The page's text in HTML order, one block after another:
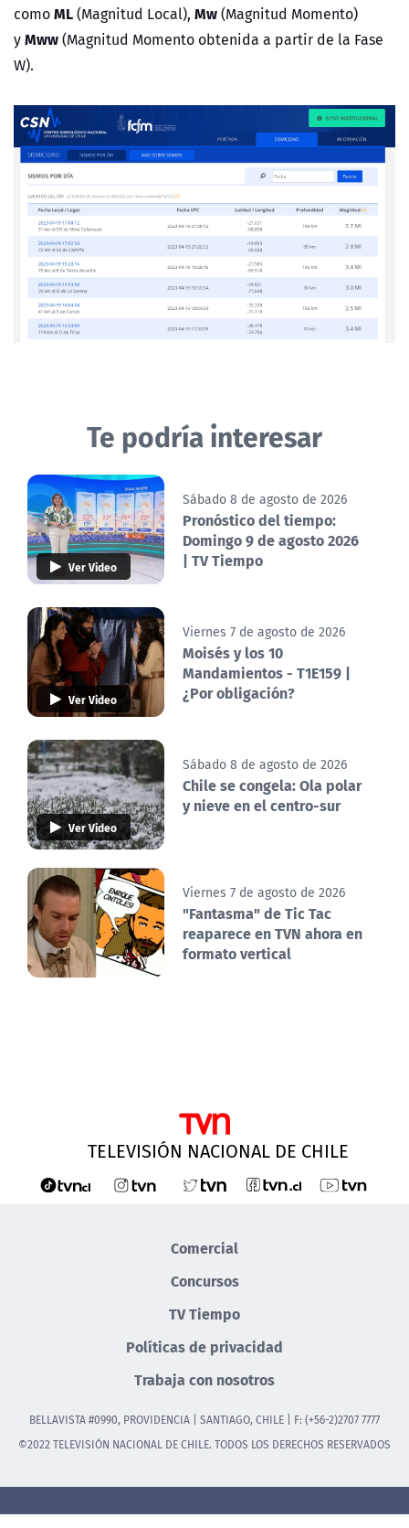
comoML(Magnitud Local), Mw(Magnitud Momento)
yMww(Magnitud Momento obtenida a partir de la Fase
W).
Te podría interesar
Ver Video
Sábado 8 de agosto de 2026
Pronóstico del tiempo:
Domingo 9 de agosto 2026
| TV Tiempo
Ver Video
Viernes 7 de agosto de 2026
Moisés y los 10
Mandamientos - T1E159 |
¿Por obligación?
Ver Video
Sábado 8 de agosto de 2026
Chile se congela: Ola polar
y nieve en el centro-sur
Viernes 7 de agosto de 2026
"Fantasma" de Tic Tac
reaparece en TVN ahora en
formato vertical
TELEVISIÓN NACIONAL DE CHILE
Comercial
Concursos
TV Tiempo
Políticas de privacidad
Trabaja con nosotros
BELLAVISTA #0990, PROVIDENCIA | SANTIAGO, CHILE | F: (+56-2)2707 7777
©2022 TELEVISIÓN NACIONAL DE CHILE. TODOS LOS DERECHOS RESERVADOS